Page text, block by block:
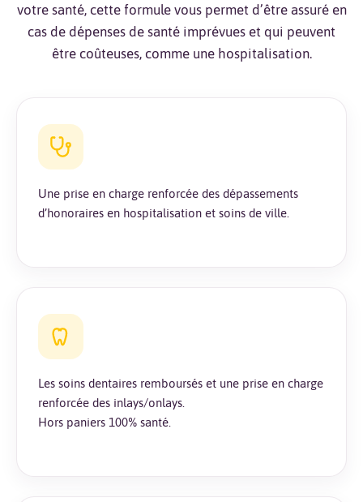
votre santé, cette formule vous permet d’être assuré en
cas de dépenses de santé imprévues et qui peuvent
être coûteuses, comme une hospitalisation.
Une prise en charge renforcée des dépassements
d’honoraires en hospitalisation et soins de ville.
Les soins dentaires remboursés et une prise en charge
renforcée des inlays/onlays.
Hors paniers 100% santé.